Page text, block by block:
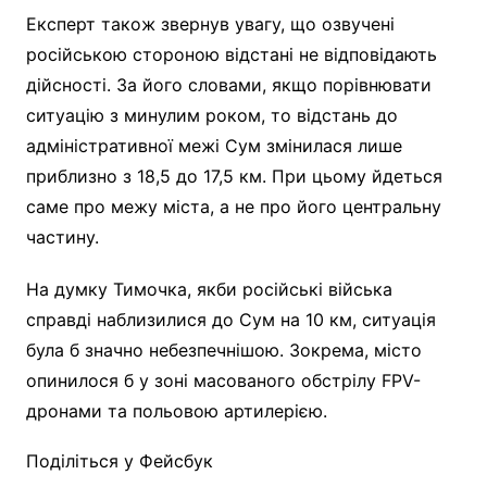
Експерт також звернув увагу, що озвучені
російською стороною відстані не відповідають
дійсності. За його словами, якщо порівнювати
ситуацію з минулим роком, то відстань до
адміністративної межі Сум змінилася лише
приблизно з 18,5 до 17,5 км. При цьому йдеться
саме про межу міста, а не про його центральну
частину.
На думку Тимочка, якби російські війська
справді наблизилися до Сум на 10 км, ситуація
була б значно небезпечнішою. Зокрема, місто
опинилося б у зоні масованого обстрілу FPV-
дронами та польовою артилерією.
Поділіться у Фейсбук